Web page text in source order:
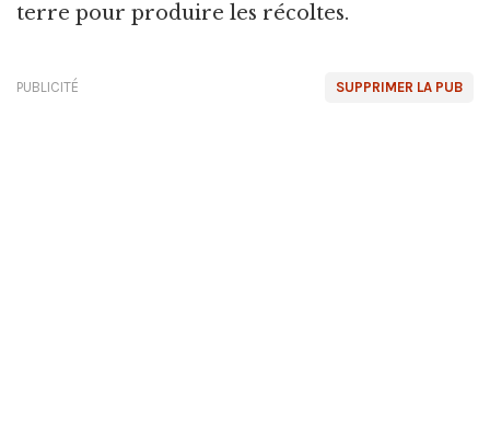
terre pour produire les récoltes.
SUPPRIMER LA PUB
PUBLICITÉ